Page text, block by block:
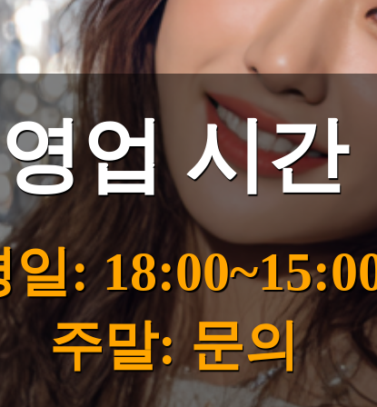
영업 시간
일:
주말: 문의